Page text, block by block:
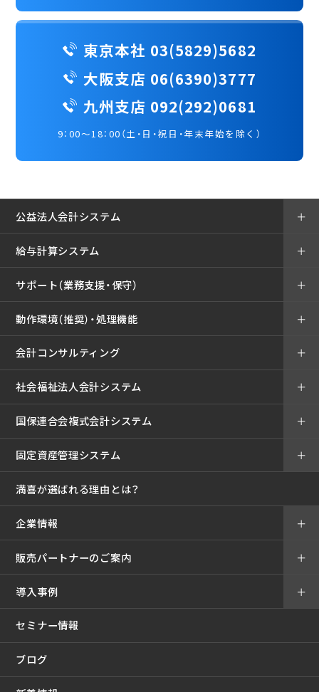
東京本社 03(5829)5682
大阪支店 06(6390)3777
九州支店 092(292)0681
9：00～18：00（土・日・祝日・年末年始を除く）
公益法人会計システム ＋
給与計算システム ＋
サポート（業務支援・保守） ＋
動作環境（推奨）・処理機能 ＋
会計コンサルティング ＋
社会福祉法人会計システム ＋
国保連合会複式会計システム ＋
固定資産管理システム ＋
満喜が選ばれる理由とは？
企業情報 ＋
販売パートナーのご案内 ＋
導入事例
セミナー情報
＋
ブログ